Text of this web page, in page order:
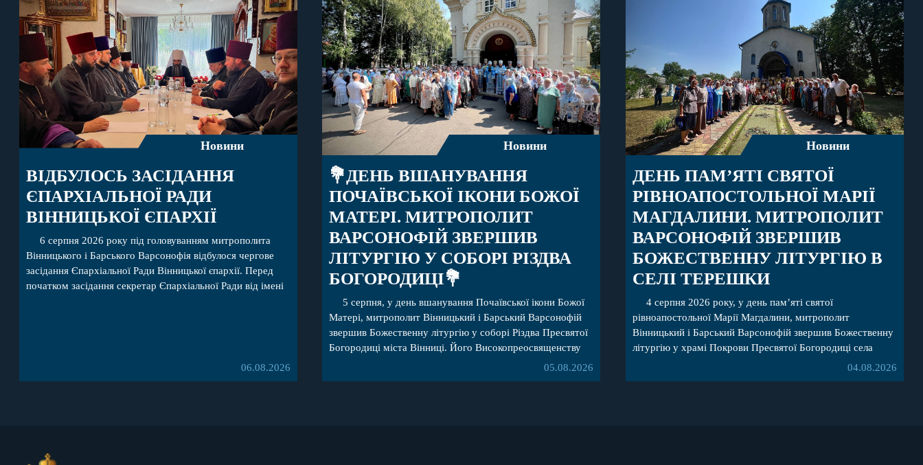
Новини
ВІДБУЛОСЬ ЗАСІДАННЯ
ЄПАРХІАЛЬНОЇ РАДИ
ВІННИЦЬКОЇ ЄПАРХІЇ
6 серпня 2026 року під головуванням митрополита
Вінницького і Барського Варсонофія відбулося чергове
засідання Єпархіальної Ради Вінницької єпархії. Перед
початком засідання секретар Єпархіальної Ради від імені
06.08.2026
Новини
💐ДЕНЬ ВШАНУВАННЯ
ПОЧАЇВСЬКОЇ ІКОНИ БОЖОЇ
МАТЕРІ. МИТРОПОЛИТ
ВАРСОНОФІЙ ЗВЕРШИВ
ЛІТУРГІЮ У СОБОРІ РІЗДВА
БОГОРОДИЦІ💐
5 серпня, у день вшанування Почаївської ікони Божої
Матері, митрополит Вінницький і Барський Варсонофій
звершив Божественну літургію у соборі Різдва Пресвятої
Богородиці міста Вінниці. Його Високопреосвященству
співслужили секретар, духівник, благочинні, духовенство
05.08.2026
Новини
ДЕНЬ ПАМ’ЯТІ СВЯТОЇ
РІВНОАПОСТОЛЬНОЇ МАРІЇ
МАГДАЛИНИ. МИТРОПОЛИТ
ВАРСОНОФІЙ ЗВЕРШИВ
БОЖЕСТВЕННУ ЛІТУРГІЮ В
СЕЛІ ТЕРЕШКИ
4 серпня 2026 року, у день пам’яті святої
рівноапостольної Марії Магдалини, митрополит
Вінницький і Барський Варсонофій звершив Божественну
літургію у храмі Покрови Пресвятої Богородиці села
Терешки Барського благочиння. Перед початком04.08.2026